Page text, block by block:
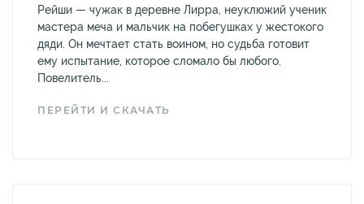
Рейши — чужак в деревне Лирра, неуклюжий ученик
мастера меча и мальчик на побегушках у жестокого
дяди. Он мечтает стать воином, но судьба готовит
ему испытание, которое сломало бы любого.
Повелитель...
ПЕРЕЙТИ И СКАЧАТЬ